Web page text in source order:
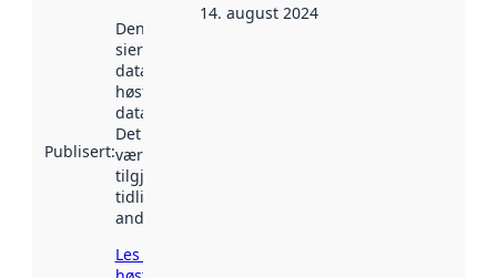
Publisert:
Denne datoen
sier når
datasettet ble
høstet av
data.norge.no.
Det kan ha
vært
tilgjengelig
tidligere
andre steder.
Les mer om
14. august 2024